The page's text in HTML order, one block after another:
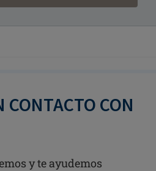
CONTACTO CON
y te ayudemos